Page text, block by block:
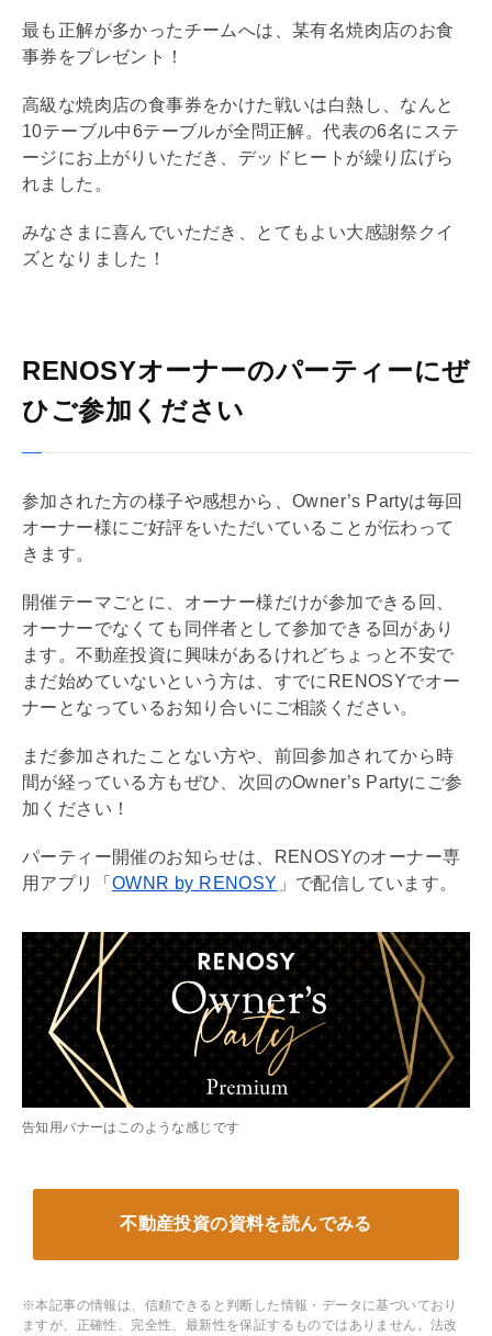
最も正解が多かったチームへは、某有名焼肉店のお食
事券をプレゼント！
高級な焼肉店の食事券をかけた戦いは白熱し、なんと
10テーブル中6テーブルが全問正解。代表の6名にステ
ージにお上がりいただき、デッドヒートが繰り広げら
れました。
みなさまに喜んでいただき、とてもよい大感謝祭クイ
ズとなりました！
RENOSYオーナーのパーティーにぜ
ひご参加ください
参加された方の様子や感想から、Owner’s Partyは毎回
オーナー様にご好評をいただいていることが伝わって
きます。
開催テーマごとに、オーナー様だけが参加できる回、
オーナーでなくても同伴者として参加できる回があり
ます。不動産投資に興味があるけれどちょっと不安で
まだ始めていないという方は、すでにRENOSYでオー
ナーとなっているお知り合いにご相談ください。
まだ参加されたことない方や、前回参加されてから時
間が経っている方もぜひ、次回のOwner’s Partyにご参
加ください！
パーティー開催のお知らせは、RENOSYのオーナー専
用アプリ「 OWNR by RENOSY 」で配信しています。
告知用バナーはこのような感じです
不動産投資の資料を読んでみる
※本記事の情報は、信頼できると判断した情報・データに基づいており
ますが、正確性、完全性、最新性を保証するものではありません。法改